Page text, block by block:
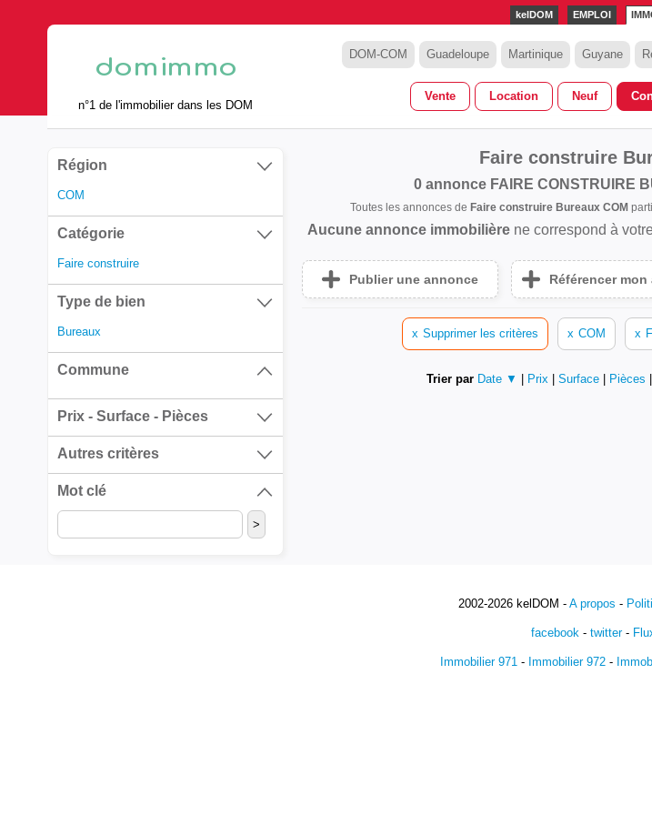
kelDOM EMPLOI
n°1 de l'immobilier dans les DOM
DOM-COM Guadeloupe Martinique Guyane
Vente Location Neuf
Région
COM
Catégorie
Faire construire
Type de bien
Bureaux
Commune
Prix - Surface - Pièces
Autres critères
Mot clé
Faire construire
0 annonce FAIRE CONSTRUIRE
Toutes les annonces de Faire construire Bureaux COM
Aucune annonce immobilièrene correspond à
Publier une annonce Référencer mon
x Supprimer les critères x COM x
Trier par Date ▼ Prix Surface Pièces
2002-2026 kelDOM - A propos -
facebook- twitter-
Immobilier 971 - Immobilier 972 -